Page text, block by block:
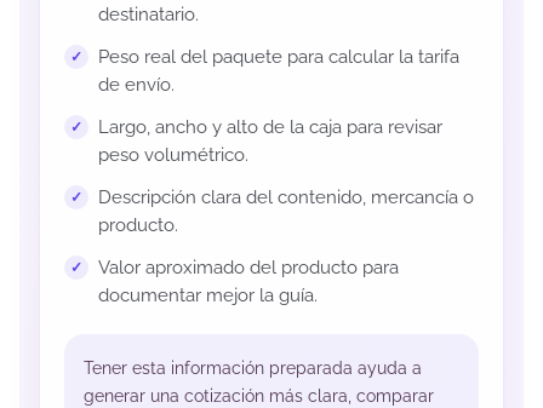
destinatario.
Peso real del paquete para calcular la tarifa
de envío.
Largo, ancho y alto de la caja para revisar
peso volumétrico.
Descripción clara del contenido, mercancía o
producto.
Valor aproximado del producto para
documentar mejor la guía.
Tener esta información preparada ayuda a
generar una cotización más clara, comparar